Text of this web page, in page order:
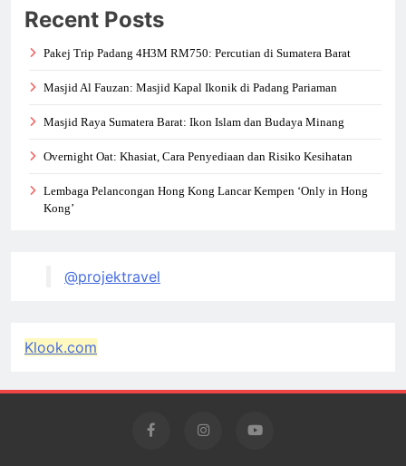
Recent Posts
Pakej Trip Padang 4H3M RM750: Percutian di Sumatera Barat
Masjid Al Fauzan: Masjid Kapal Ikonik di Padang Pariaman
Masjid Raya Sumatera Barat: Ikon Islam dan Budaya Minang
Overnight Oat: Khasiat, Cara Penyediaan dan Risiko Kesihatan
Lembaga Pelancongan Hong Kong Lancar Kempen ‘Only in Hong
Kong’
@projektravel
Klook.com